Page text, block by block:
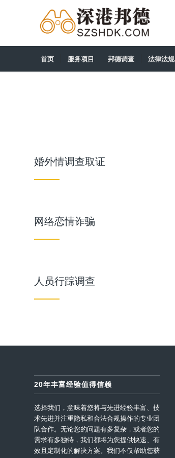
首页 服务项目 邦德调查 法律法规
婚外情调查取证
网络恋情诈骗
人员行踪调查
20年丰富经验值得信赖
选择我们，意味着您将与先进经验丰富、技
术先进并注重隐私和合法合规操作的专业团
队合作。无论您的问题有多复杂，或者您的
需求有多独特，我们都将为您提供快速、有
效且定制化的解决方案。我们不仅帮助您获